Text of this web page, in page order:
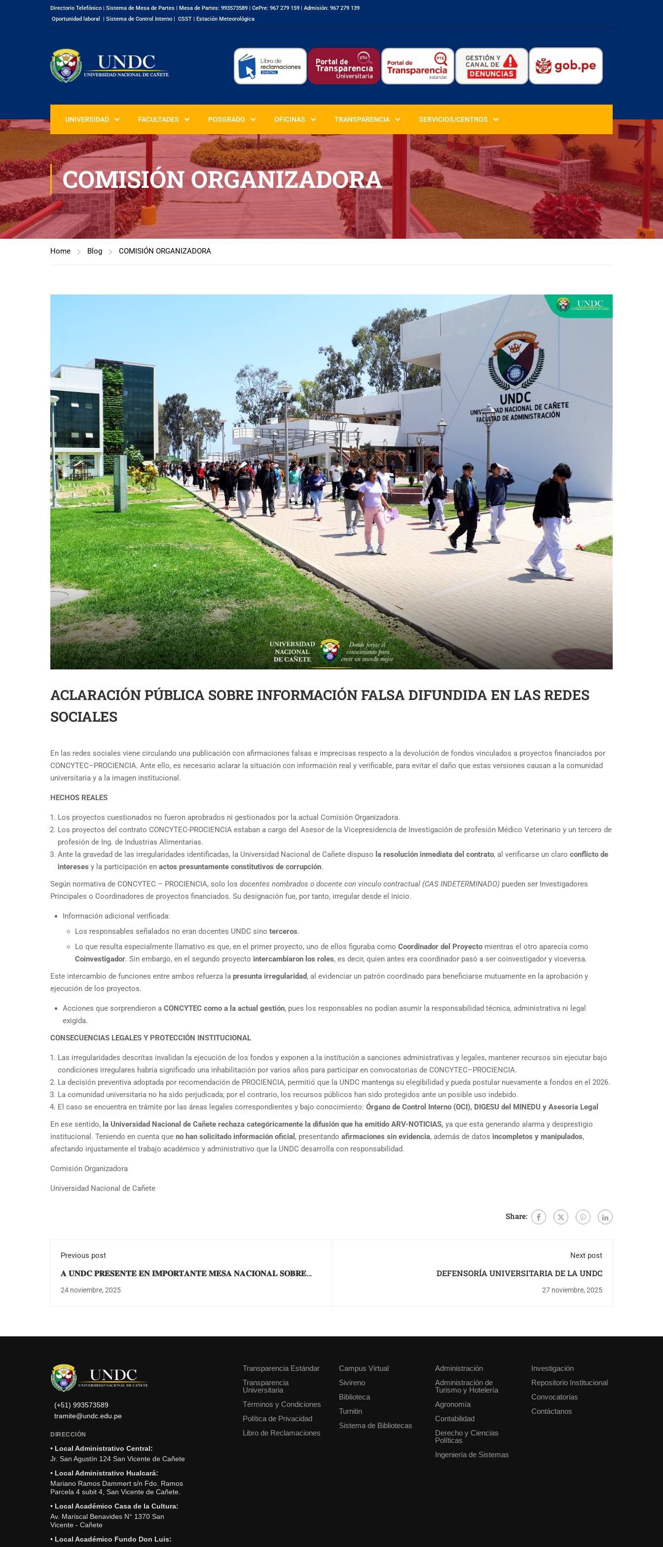
Directorio Telefónico | Sistema de Mesa de Partes | Mesa de Partes: 993573589 | CePre: 967 279 159 | Admisión: 967 279 139
Oportunidad laboral
| Sistema de Control Interno | CSST | Estación Meteorológica
UNIVERSIDAD FACULTADES POSGRADO OFICINAS TRANSPARENCIA SERVICIOS/CENTROS
COMISIÓN ORGANIZADORA
Home Blog COMISIÓN ORGANIZADORA
ACLARACIÓN PÚBLICA SOBRE INFORMACIÓN FALSA DIFUNDIDA EN LAS REDES
SOCIALES
En las redes sociales viene circulando una publicación con afirmaciones falsas e imprecisas respecto a la devolución de fondos vinculados a proyectos financiados por
CONCYTEC–PROCIENCIA. Ante ello, es necesario aclarar la situación con información real y verificable, para evitar el daño que estas versiones causan a la comunidad
universitaria y a la imagen institucional.
HECHOS REALES
Los proyectos cuestionados no fueron aprobrados ni gestionados por la actual Comisión Organizadora.
Los proyectos del contrato CONCYTEC-PROCIENCIA estaban a cargo del Asesor de la Vicepresidencia de Investigación de profesión Médico Veterinario y un tercero de
profesión de Ing. de Industrias Alimentarias.
Ante la gravedad de las irregularidades identificadas, la Universidad Nacional de Cañete dispuso la resolución inmediata del contrato, al verificarse un claro conflicto de
intereses y la participación en actos presuntamente constitutivos de corrupción.
Según normativa de CONCYTEC – PROCIENCIA, solo los docentes nombrados o docente con vinculo contractual (CAS INDETERMINADO) pueden ser Investigadores
Principales o Coordinadores de proyectos financiados. Su designación fue, por tanto, irregular desde el inicio.
Información adicional verificada:
Los responsables señalados no eran docentes UNDC sino terceros.
Lo que resulta especialmente llamativo es que, en el primer proyecto, uno de ellos figuraba como Coordinador del Proyecto mientras el otro aparecía como
Coinvestigador. Sin embargo, en el segundo proyecto intercambiaron los roles, es decir, quien antes era coordinador pasó a ser coinvestigador y viceversa.
Este intercambio de funciones entre ambos refuerza la presunta irregularidad, al evidenciar un patrón coordinado para beneficiarse mutuamente en la aprobación y
ejecución de los proyectos.
Acciones que sorprendieron a CONCYTEC como a la actual gestión, pues los responsables no podían asumir la responsabilidad técnica, administrativa ni legal
exigida.
CONSECUENCIAS LEGALES Y PROTECCIÓN INSTITUCIONAL
Las irregularidades descritas invalidan la ejecución de los fondos y exponen a la institución a sanciones administrativas y legales, mantener recursos sin ejecutar bajo
condiciones irregulares habría significado una inhabilitación por varios años para participar en convocatorias de CONCYTEC–PROCIENCIA.
La decisión preventiva adoptada por recomendación de PROCIENCIA, permitió que la UNDC mantenga su elegibilidad y pueda postular nuevamente a fondos en el 2026.
La comunidad universitaria no ha sido perjudicada; por el contrario, los recursos públicos han sido protegidos ante un posible uso indebido.
El caso se encuentra en trámite por las áreas legales correspondientes y bajo conocimiento: Órgano de Control Interno (OCI), DIGESU del MINEDU y Asesoria Legal
En ese sentido, la Universidad Nacional de Cañete rechaza categóricamente la difusión que ha emitido ARV-NOTICIAS, ya que esta generando alarma y desprestigio
institucional. Teniendo en cuenta que no han solicitado información oficial , presentando afirmaciones sin evidencia, además de datos incompletos y manipulados,
afectando injustamente el trabajo académico y administrativo que la UNDC desarrolla con responsabilidad.
Comisión Organizadora
Universidad Nacional de Cañete
Share:
Previous post
𝐀 𝐔𝐍𝐃𝐂 𝐏𝐑𝐄𝐒𝐄𝐍𝐓𝐄 𝐄𝐍 𝐈𝐌𝐏𝐎𝐑𝐓𝐀𝐍𝐓𝐄 𝐌𝐄𝐒𝐀 𝐍𝐀𝐂𝐈𝐎𝐍𝐀𝐋 𝐒𝐎𝐁𝐑𝐄
𝐂𝐀𝐋𝐈𝐃𝐀𝐃 𝐄𝐃𝐔𝐂𝐀𝐓𝐈𝐕𝐀
24 noviembre, 2025
Next post
DEFENSORÍA UNIVERSITARIA DE LA UNDC
27 noviembre, 2025
(+51) 993573589
tramite@undc.edu.pe
DIRECCIÓN
• Local Administrativo Central:
Jr. San Agustín 124 San Vicente de Cañete
• Local Administrativo Hualcará:
Mariano Ramos Dammert s/n Fdo. Ramos
Parcela 4 subit 4, San Vicente de Cañete.
• Local Académico Casa de la Cultura:
Av. Mariscal Benavides N° 1370 San
Vicente - Cañete
• Local Académico Fundo Don Luis:
Transparencia Estándar
Transparencia
Universitaria
Términos y Condiciones
Política de Privacidad
Libro de Reclamaciones
Campus Virtual
Sivireno
Biblioteca
Turnitin
Sistema de Bibliotecas
Administración
Administración de
Turismo y Hotelería
Agronomía
Contabilidad
Derecho y Ciencias
Políticas
Ingeniería de Sistemas
Investigación
Repositorio Institucional
Convocatorias
Contáctanos